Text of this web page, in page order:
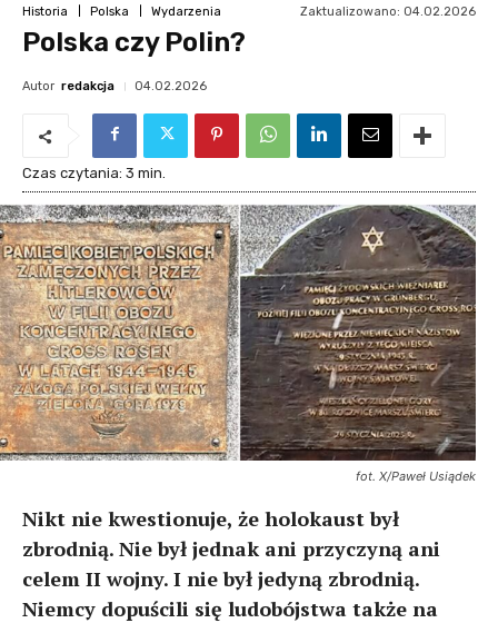
Historia Polska Wydarzenia Zaktualizowano: 04.02.2026
Polska czy Polin?
Autor redakcja 04.02.2026
Czas czytania: 3 min.
fot. X/Paweł Usiądek
Nikt nie kwestionuje, że holokaust był
zbrodnią. Nie był jednak ani przyczyną ani
celem II wojny. I nie był jedyną zbrodnią.
Niemcy dopuścili się ludobójstwa także na